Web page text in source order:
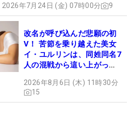
2026年7月24日 (金) 07時00分 9
改名が呼び込んだ悲願の初
V！ 苦節を乗り越えた美女
イ・ユルリンは、同姓同名7
人の混戦から這い上がっ
2026年8月6日 (木) 11時30分
15